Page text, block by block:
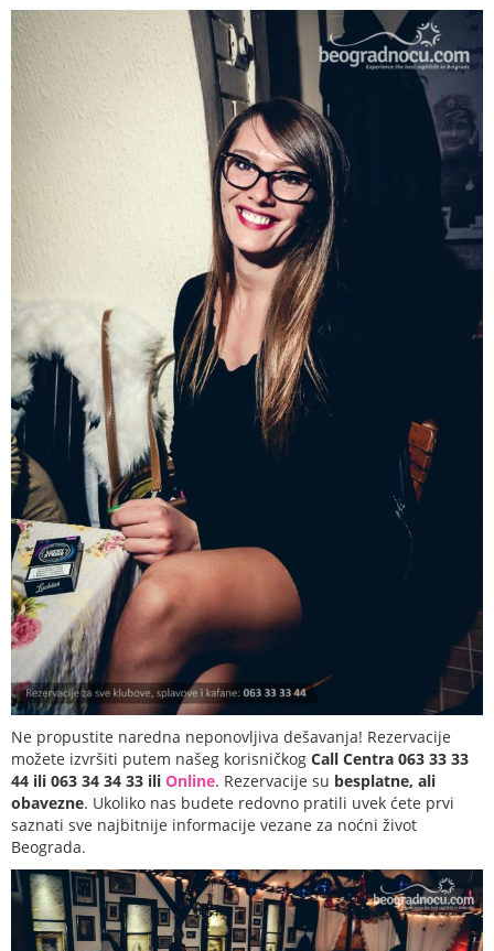
Ne propustite naredna neponovljiva dešavanja! Rezervacije
možete izvršiti putem našeg korisničkog Call Centra 063 33 33
44 ili 063 34 34 33 ili Online. Rezervacije su besplatne, ali
obavezne. Ukoliko nas budete redovno pratili uvek ćete prvi
saznati sve najbitnije informacije vezane za noćni život
Beograda.